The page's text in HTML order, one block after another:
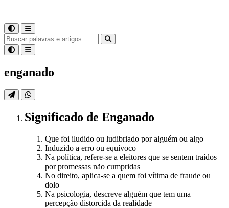
enganado
Significado de Enganado
Que foi iludido ou ludibriado por alguém ou algo
Induzido a erro ou equívoco
Na política, refere-se a eleitores que se sentem traídos
por promessas não cumpridas
No direito, aplica-se a quem foi vítima de fraude ou
dolo
Na psicologia, descreve alguém que tem uma
percepção distorcida da realidade